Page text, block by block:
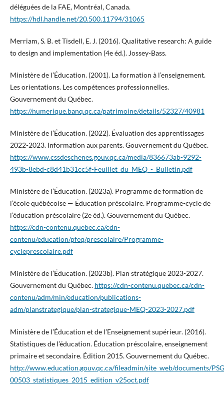
déléguées de la FAE, Montréal, Canada.
https://hdl.handle.net/20.500.11794/31065
Merriam, S. B. et Tisdell, E. J. (2016). Qualitative research: A guide
to design and implementation (4e éd.). Jossey-Bass.
Ministère de l’Éducation. (2001). La formation à l’enseignement.
Les orientations. Les compétences professionnelles.
Gouvernement du Québec.
https://numerique.banq.qc.ca/patrimoine/details/52327/40981
Ministère de l’Éducation. (2022). Évaluation des apprentissages
2022-2023. Information aux parents. Gouvernement du Québec.
https://www.cssdeschenes.gouv.qc.ca/media/836673ab-9292-
493b-8ebd-c8d41b31cc5f-Feuillet_du_MEQ_-_Bulletin.pdf
Ministère de l’Éducation. (2023a). Programme de formation de
l’école québécoise — Éducation préscolaire. Programme-cycle de
l’éducation préscolaire (2e éd.). Gouvernement du Québec.
https://cdn-contenu.quebec.ca/cdn-
contenu/education/pfeq/prescolaire/Programme-
cycleprescolaire.pdf
Ministère de l’Éducation. (2023b). Plan stratégique 2023-2027.
Gouvernement du Québec. https://cdn-contenu.quebec.ca/cdn-
contenu/adm/min/education/publications-
adm/planstrategique/plan-strategique-MEQ-2023-2027.pdf
Ministère de l’Éducation et de l’Enseignement supérieur. (2016).
Statistiques de l’éducation. Éducation préscolaire, enseignement
primaire et secondaire. Édition 2015. Gouvernement du Québec.
http://www.education.gouv.qc.ca/fileadmin/site_web/documents/
00503_statistiques_2015_edition_v25oct.pdf